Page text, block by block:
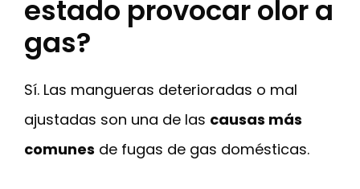
estado provocar olor a
gas?
Sí. Las mangueras deterioradas o mal
ajustadas son una de las causas más
comunes de fugas de gas domésticas.